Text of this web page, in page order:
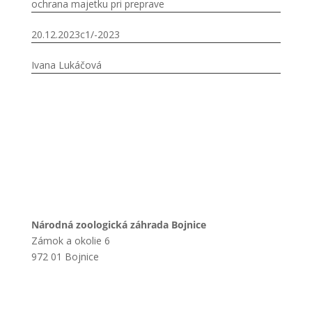
ochrana majetku pri preprave
20.12.2023c1/-2023
Ivana Lukáčová
Národná zoologická záhrada Bojnice
Zámok a okolie 6
972 01 Bojnice